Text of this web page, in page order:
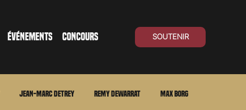
ÉVÉNEMENTS CONCOURS SOUTENIR
Jean-Marc Detrey Remy Dewarrat Max Borg